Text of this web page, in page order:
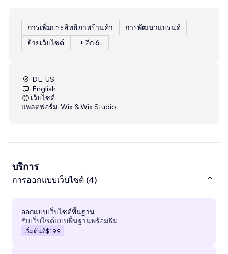
การเพิ่มประสิทธิภาพร้านค้า
การพัฒนาแบรนด์
ย้ายเว็บไซต์
+ อีก 6
DE, US
English
เว็บไซต์
แพลตฟอร์ม :Wix & Wix Studio
บริการ
การออกแบบเว็บไซต์ (4)
ออกแบบเว็บไซต์พื้นฐาน
รับเว็บไซต์แบบพื้นฐานพร้อมธีม
เริ่มต้นที่$199